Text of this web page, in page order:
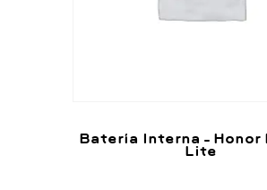
Batería Interna – Honor
Lite